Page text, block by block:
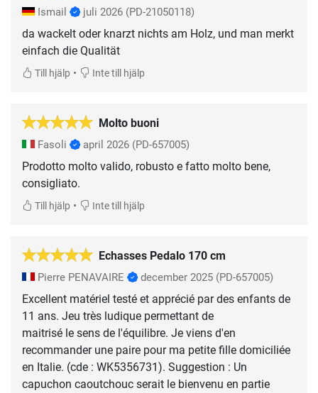
Ismail juli 2026 (PD-21050118)
da wackelt oder knarzt nichts am Holz, und man merkt
einfach die Qualität
Till hjälp • Inte till hjälp
Molto buoni
Fasoli april 2026 (PD-657005)
Prodotto molto valido, robusto e fatto molto bene,
consigliato.
Till hjälp • Inte till hjälp
Echasses Pedalo 170 cm
Pierre PENAVAIRE december 2025 (PD-657005)
Excellent matériel testé et apprécié par des enfants de
11 ans. Jeu très ludique permettant de
maitrisé le sens de l'équilibre. Je viens d'en
recommander une paire pour ma petite fille domiciliée
en Italie. (cde : WK5356731). Suggestion : Un
capuchon caoutchouc serait le bienvenu en partie